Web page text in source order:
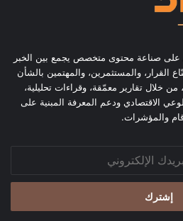
على صناعة محتوى متخصص يجمع بين الخبر
القرار، والمستثمرين، والمهتمين بالشأن
خلال تقارير معمّقة، وقراءات تحليلية،
الاقتصادي ودعم المعرفة المبنية على
والمؤشرات.